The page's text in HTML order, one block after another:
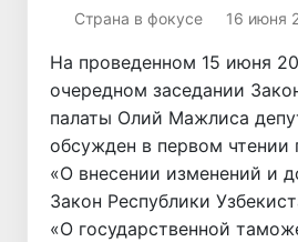
Страна в фокусе 16 июня
На проведенном 15 июня
очередном заседании
палаты Олий Мажлиса
обсужден в первом чтении
«О внесении изменений и
Закон Республики
«О государственной